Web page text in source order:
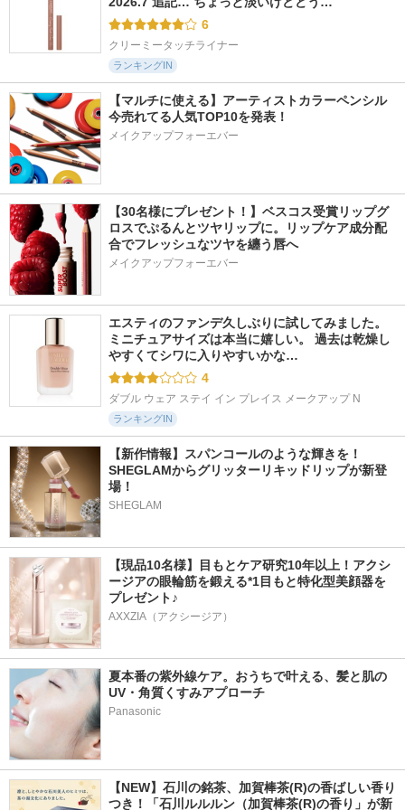
6
クリーミータッチライナー
ランキングIN
【マルチに使える】アーティストカラーペンシル
今売れてる人気TOP10を発表！
メイクアップフォーエバー
【30名様にプレゼント！】ベスコス受賞リップグ
ロスでぷるんとツヤリップに。リップケア成分配
合でフレッシュなツヤを纏う唇へ
メイクアップフォーエバー
エスティのファンデ久しぶりに試してみました。
ミニチュアサイズは本当に嬉しい。 過去は乾燥し
やすくてシワに入りやすいかな…
4
ダブル ウェア ステイ イン プレイス メークアップ N
ランキングIN
【新作情報】スパンコールのような輝きを！
SHEGLAMからグリッターリキッドリップが新登
場！
SHEGLAM
【現品10名様】目もとケア研究10年以上！アクシ
ージアの眼輪筋を鍛える*1目もと特化型美顔器を
プレゼント♪
AXXZIA（アクシージア）
夏本番の紫外線ケア。おうちで叶える、髪と肌の
UV・角質くすみアプローチ
Panasonic
【NEW】石川の銘茶、加賀棒茶(R)の香ばしい香り
つき！「石川ルルルン（加賀棒茶(R)の香り」が新